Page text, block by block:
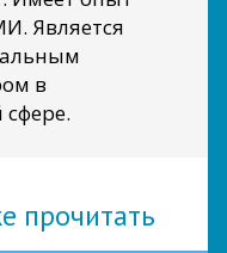
Является
в
прочитать